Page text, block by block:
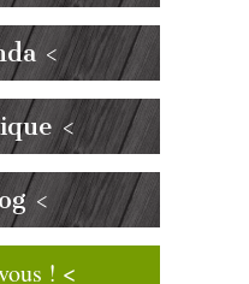
<
<
<
! <